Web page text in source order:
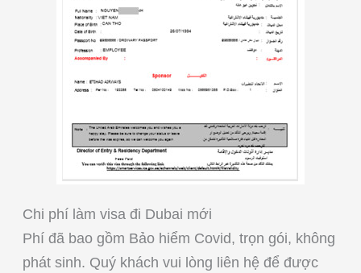
Chi phí làm visa đi Dubai mới
Phí đã bao gồm Bảo hiểm Covid, trọn gói, không
phát sinh. Quý khách vui lòng liên hệ để được